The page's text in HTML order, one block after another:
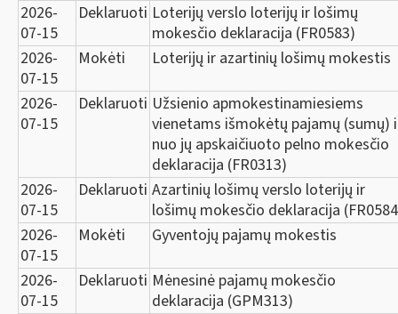
2026-
07-15
Deklaruoti Loterijų verslo loterijų ir lošimų
mokesčio deklaracija (FR0583)
2026-
07-15
Mokėti Loterijų ir azartinių lošimų mokestis
2026-
07-15
Deklaruoti Užsienio apmokestinamiesiems
vienetams išmokėtų pajamų (sumų)
nuo jų apskaičiuoto pelno mokesčio
deklaracija (FR0313)
2026-
07-15
Deklaruoti Azartinių lošimų verslo loterijų ir
lošimų mokesčio deklaracija
2026-
07-15
Mokėti Gyventojų pajamų mokestis
2026-
07-15
Deklaruoti Mėnesinė pajamų mokesčio
deklaracija (GPM313)